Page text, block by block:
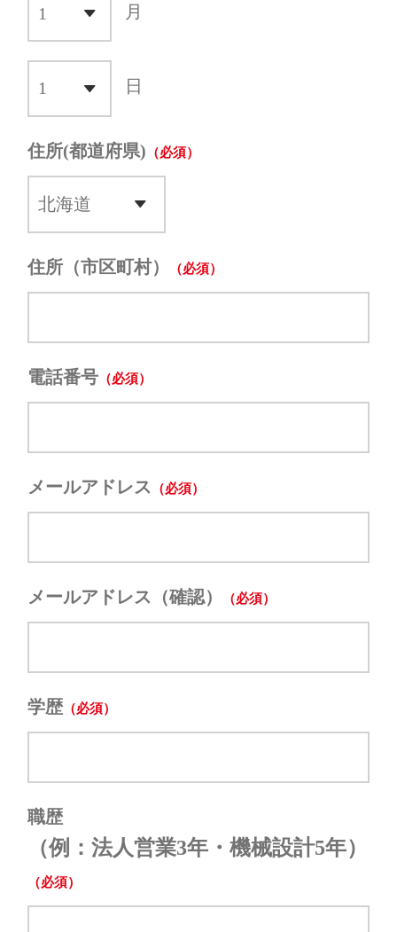
月
日
住所(都道府県)
住所（市区町村）
電話番号
メールアドレス
メールアドレス（確認）
学歴
職歴
（例：法人営業3年・機械設計5年）